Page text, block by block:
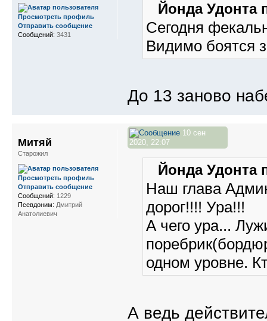
Йонда Удонта
Сегодня
Видимо боятся
До 13 заново
Просмотреть профиль
Отправить сообщение
Сообщений: 3431
10 сен
2020, 22:07
Йонда Удонта
Наш глава
дорог!!!! Ура!!!
А чего ура...
одном уровне.
А ведь
Митяй
Старожил
Просмотреть профиль
Отправить сообщение
Сообщений: 1229
Псевдоним: Дмитрий
Анатолиевич